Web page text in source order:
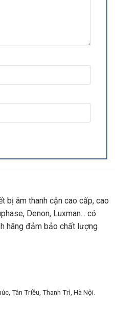
bị âm thanh cận cao cấp, cao
Denon, Luxman... có
hãng đảm bảo chất lượng
Tân Triều, Thanh Trì, Hà Nội.